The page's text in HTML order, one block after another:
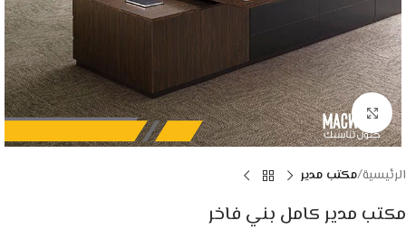
Click to enlarge
الرئيسية مكتب مدير
مكتب مدير كامل بني فاخر